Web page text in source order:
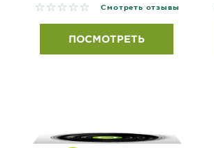
No reviews Смотреть отзывы
ПОСМОТРЕТЬ